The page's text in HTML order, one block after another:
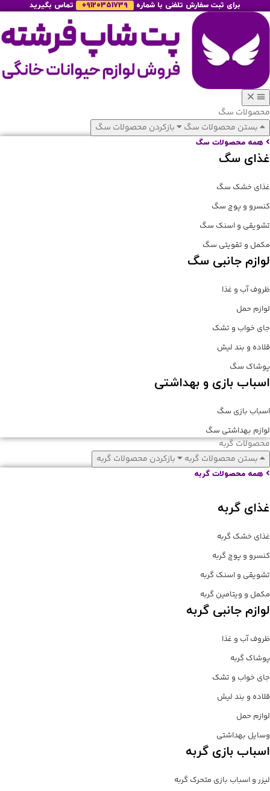
برای ثبت سفارش تلفنی با شماره 09120351739 تماس بگیرید
محصولات سگ
بستن محصولات سگ
بازکردن محصولات سگ
همه محصولات سگ
غذای سگ
غذای خشک سگ
کنسرو و پوچ سگ
تشویقی و اسنک سگ
مکمل و تقویتی سگ
لوازم جانبی سگ
ظروف آب و غذا
لوازم حمل
جای خواب و تشک
قلاده و بند لیش
پوشاک سگ
اسباب بازی و بهداشتی
اسباب بازی سگ
لوازم بهداشتی سگ
محصولات گربه
بستن محصولات گربه
بازکردن محصولات گربه
همه محصولات گربه
غذای گربه
غذای خشک گربه
کنسرو و پوچ گربه
تشویقی و اسنک گربه
مکمل و ویتامین گربه
لوازم جانبی گربه
ظروف آب و غذا
پوشاک گربه
جای خواب و تشک
قلاده و بند لیش
لوازم حمل
وسایل بهداشتی
اسباب بازی گربه
لیزر و اسباب بازی متحرک گربه